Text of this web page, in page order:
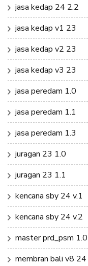
jasa kedap 24 2.2
jasa kedap v1 23
jasa kedap v2 23
jasa kedap v3 23
jasa peredam 1.0
jasa peredam 1.1
jasa peredam 1.3
juragan 23 1.0
juragan 23 1.1
kencana sby 24 v.1
kencana sby 24 v.2
master prd_psm 1.0
membran bali v8